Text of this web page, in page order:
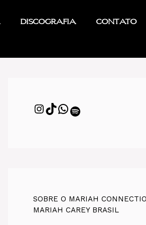
Discografia Contato
SOBRE O MARIAH
MARIAH CAREY BRASIL